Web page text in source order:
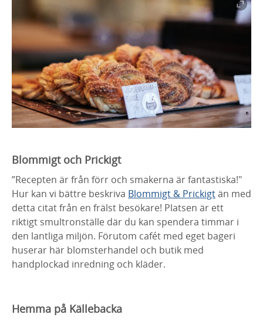
Blommigt och Prickigt
”Recepten är från förr och smakerna är fantastiska!"
Hur kan vi bättre beskriva Blommigt & Prickigtän med
detta citat från en frälst besökare! Platsen är ett
riktigt smultronställe där du kan spendera timmar i
den lantliga miljön. Förutom cafét med eget bageri
huserar här blomsterhandel och butik med
handplockad inredning och kläder.
Hemma på Källebacka